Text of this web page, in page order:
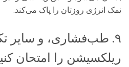
نمک انرژی روزتان را پاک می‌کند.
۹. طب‌فشاری، و سایر
ریلکسیشن را امتحان